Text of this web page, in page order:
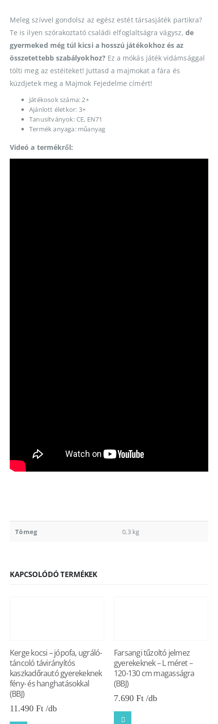
Meleg szívvel gondolsz az egész estét társasjáték partikra?
Te is ilyen szórakoztató családi elfoglaltságra vágysz, de
gyermeked még túl kicsi a hosszú játékokhoz és az
összetettebb szabályokhoz?Ez a mókás játék vidámsággal
tölti meg az estéiteket! Juttasd a majmokat a fára és
küzdjetek meg a Majmok Fejedelme címért!
Játékosok száma: 2+
Ajánlott életkor: 3+
Tanusítványok: CE, EN71
Termék anyaga: műanyag
Videó a termékről:
Tömeg 0,3 kg
KAPCSOLÓDÓ TERMÉKEK
Kerge kocsi – jópofa, ugráló-
táncoló távirányítós
kaszkadőrautó gyerekeknek
fény- és hanghatásokkal
(BBJ)
11.490 Ft
Farsangi tűzoltó jelmez
gyerekeknek – L méret –
120-130 cm magasságra
(BBJ)
7.690 Ft